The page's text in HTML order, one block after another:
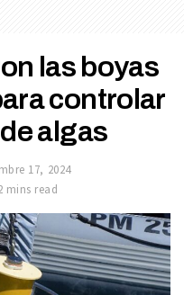
las boyas
controlar
algas
17, 2024
mins read